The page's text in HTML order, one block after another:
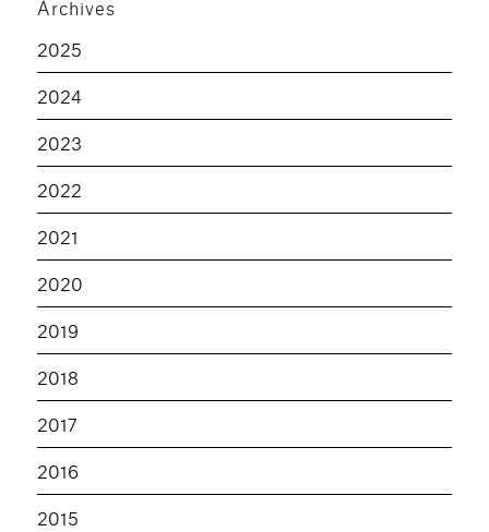
Archives
2025
2024
2023
2022
2021
2020
2019
2018
2017
2016
2015